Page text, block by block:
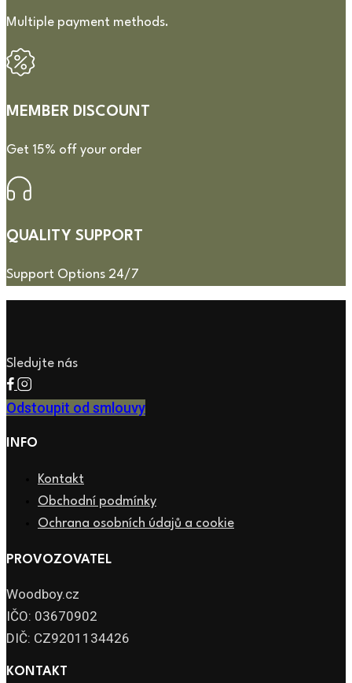
Multiple payment methods.
MEMBER DISCOUNT
Get 15% off your order
QUALITY SUPPORT
Support Options 24/7
Sledujte nás
Odstoupit od smlouvy
INFO
Kontakt
Obchodní podmínky
Ochrana osobních údajů a cookie
PROVOZOVATEL
Woodboy.cz
IČO: 03670902
DIČ: CZ9201134426
KONTAKT